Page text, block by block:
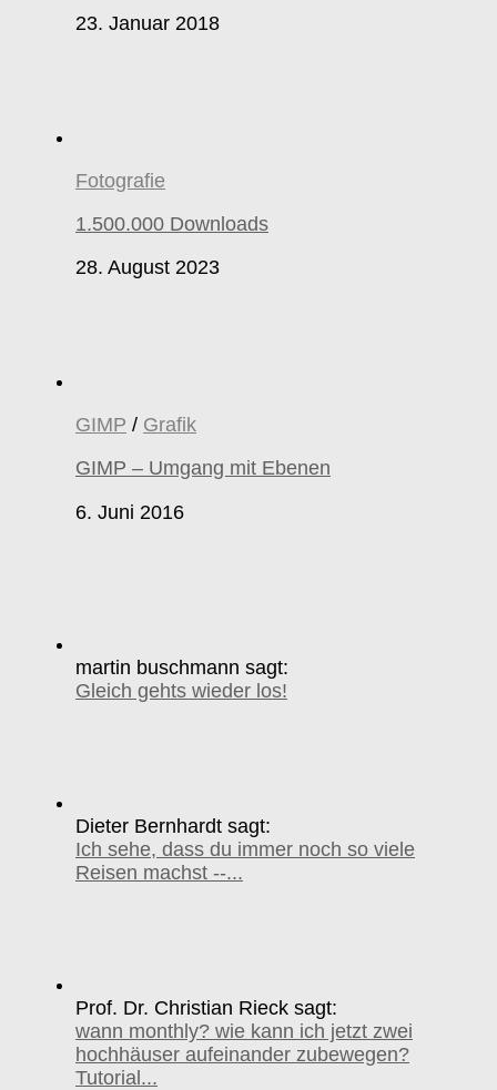
23. Januar 2018
Fotografie
1.500.000 Downloads
28. August 2023
GIMP / Grafik
GIMP – Umgang mit Ebenen
6. Juni 2016
martin buschmann sagt:
Gleich gehts wieder los!
Dieter Bernhardt sagt:
Ich sehe, dass du immer noch so viele
Reisen machst --...
Prof. Dr. Christian Rieck sagt:
wann monthly? wie kann ich jetzt zwei
hochhäuser aufeinander zubewegen?
Tutorial...